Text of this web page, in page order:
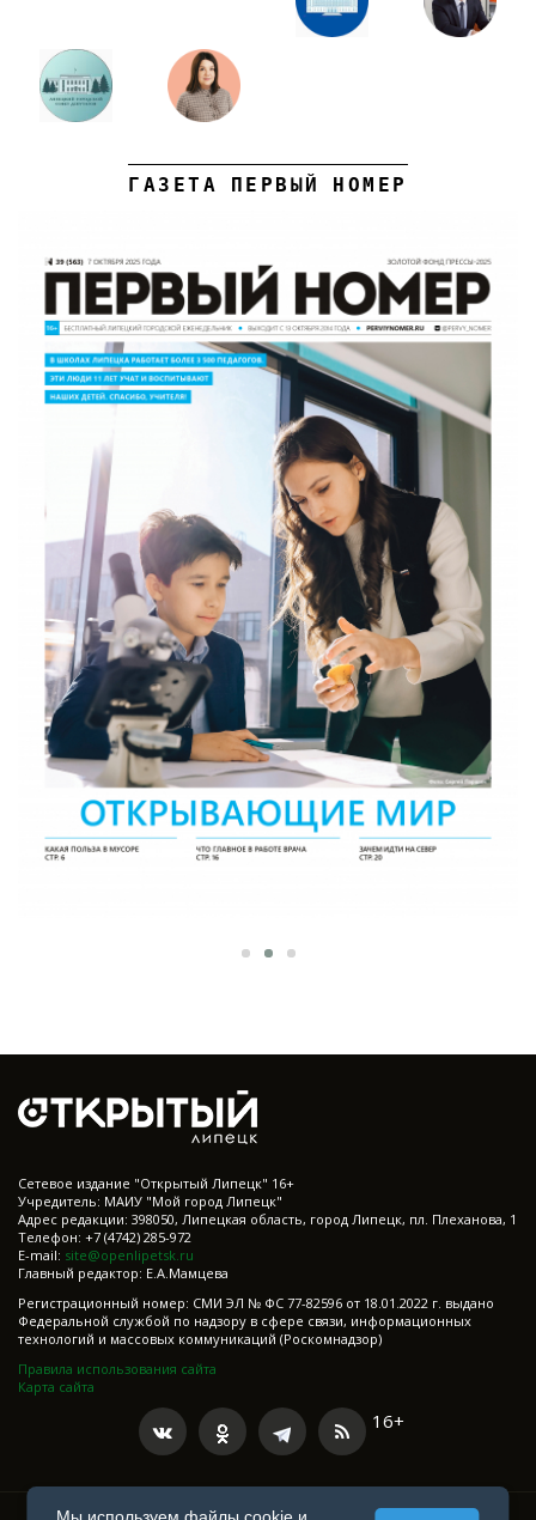
ГАЗЕТА ПЕРВЫЙ НОМЕР
Cетевое издание "Открытый Липецк" 16+
Учредитель: МАИУ "Мой город Липецк"
Адрес редакции: 398050, Липецкая область, город Липецк, пл. Плеханова, 1
Телефон: +7 (4742) 285-972
E-mail: site@openlipetsk.ru
Главный редактор: Е.А.Мамцева
Регистрационный номер: СМИ ЭЛ № ФС 77-82596 от 18.01.2022 г. выдано
Федеральной службой по надзору в сфере связи, информационных
технологий и массовых коммуникаций (Роскомнадзор)
Правила использования сайта
Карта сайта
16+